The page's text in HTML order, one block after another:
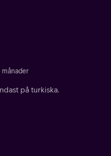
månader
på turkiska.